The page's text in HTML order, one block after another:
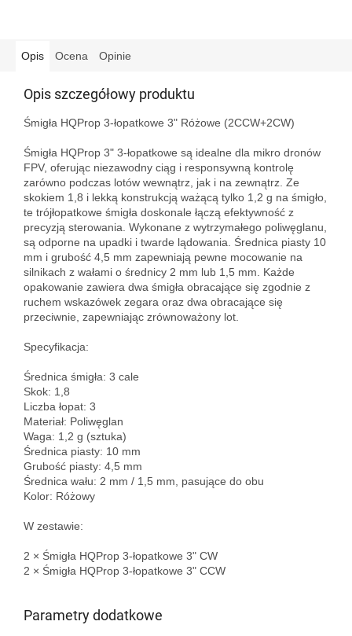
Opis Ocena Opinie
Opis szczegółowy produktu
Śmigła HQProp 3-łopatkowe 3" Różowe (2CCW+2CW)
Śmigła HQProp 3" 3-łopatkowe są idealne dla mikro dronów
FPV, oferując niezawodny ciąg i responsywną kontrolę
zarówno podczas lotów wewnątrz, jak i na zewnątrz. Ze
skokiem 1,8 i lekką konstrukcją ważącą tylko 1,2 g na śmigło,
te trójłopatkowe śmigła doskonale łączą efektywność z
precyzją sterowania. Wykonane z wytrzymałego poliwęglanu,
są odporne na upadki i twarde lądowania. Średnica piasty 10
mm i grubość 4,5 mm zapewniają pewne mocowanie na
silnikach z wałami o średnicy 2 mm lub 1,5 mm. Każde
opakowanie zawiera dwa śmigła obracające się zgodnie z
ruchem wskazówek zegara oraz dwa obracające się
przeciwnie, zapewniając zrównoważony lot.
Specyfikacja:
Średnica śmigła: 3 cale
Skok: 1,8
Liczba łopat: 3
Materiał: Poliwęglan
Waga: 1,2 g (sztuka)
Średnica piasty: 10 mm
Grubość piasty: 4,5 mm
Średnica wału: 2 mm / 1,5 mm, pasujące do obu
Kolor: Różowy
W zestawie:
2 × Śmigła HQProp 3-łopatkowe 3" CW
2 × Śmigła HQProp 3-łopatkowe 3" CCW
Parametry dodatkowe